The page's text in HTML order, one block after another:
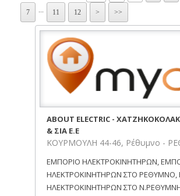
7 11 12 > >>
ABOUT ELECTRIC -
& ΣΙΑ Ε.Ε
ΚΟΥΡΜΟΥΛΗ 44-46, Ρέθυμνο -
ΕΜΠΟΡΙΟ ΗΛΕΚΤΡΟΚΙΝΗΤΗΡΩΝ,
ΗΛΕΚΤΡΟΚΙΝΗΤΗΡΩΝ ΣΤΟ ΡΕΘΥΜΝΟ,
ΗΛΕΚΤΡΟΚΙΝΗΤΗΡΩΝ ΣΤΟ